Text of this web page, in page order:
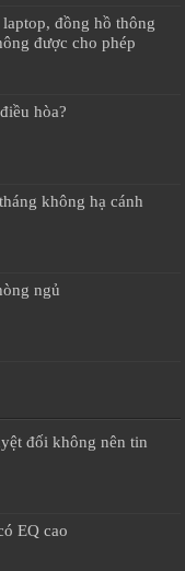
đồng hồ thông
được cho phép
hòa?
không hạ cánh
ngủ
đối không nên tin
EQ cao